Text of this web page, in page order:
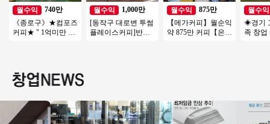
월수익
740만
《종로구》★컴포즈
커피★ " 1억미만 소
월수익
1,000만
[동작구 대로변 투썸
플레이스커피]반오
월수익
875만
【메가커피】월순익
약 875만 커피【은평
월수익
◈경기
족 창